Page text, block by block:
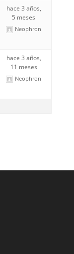
hace 3 años,
5 meses
Neophron
hace 3 años,
11 meses
Neophron